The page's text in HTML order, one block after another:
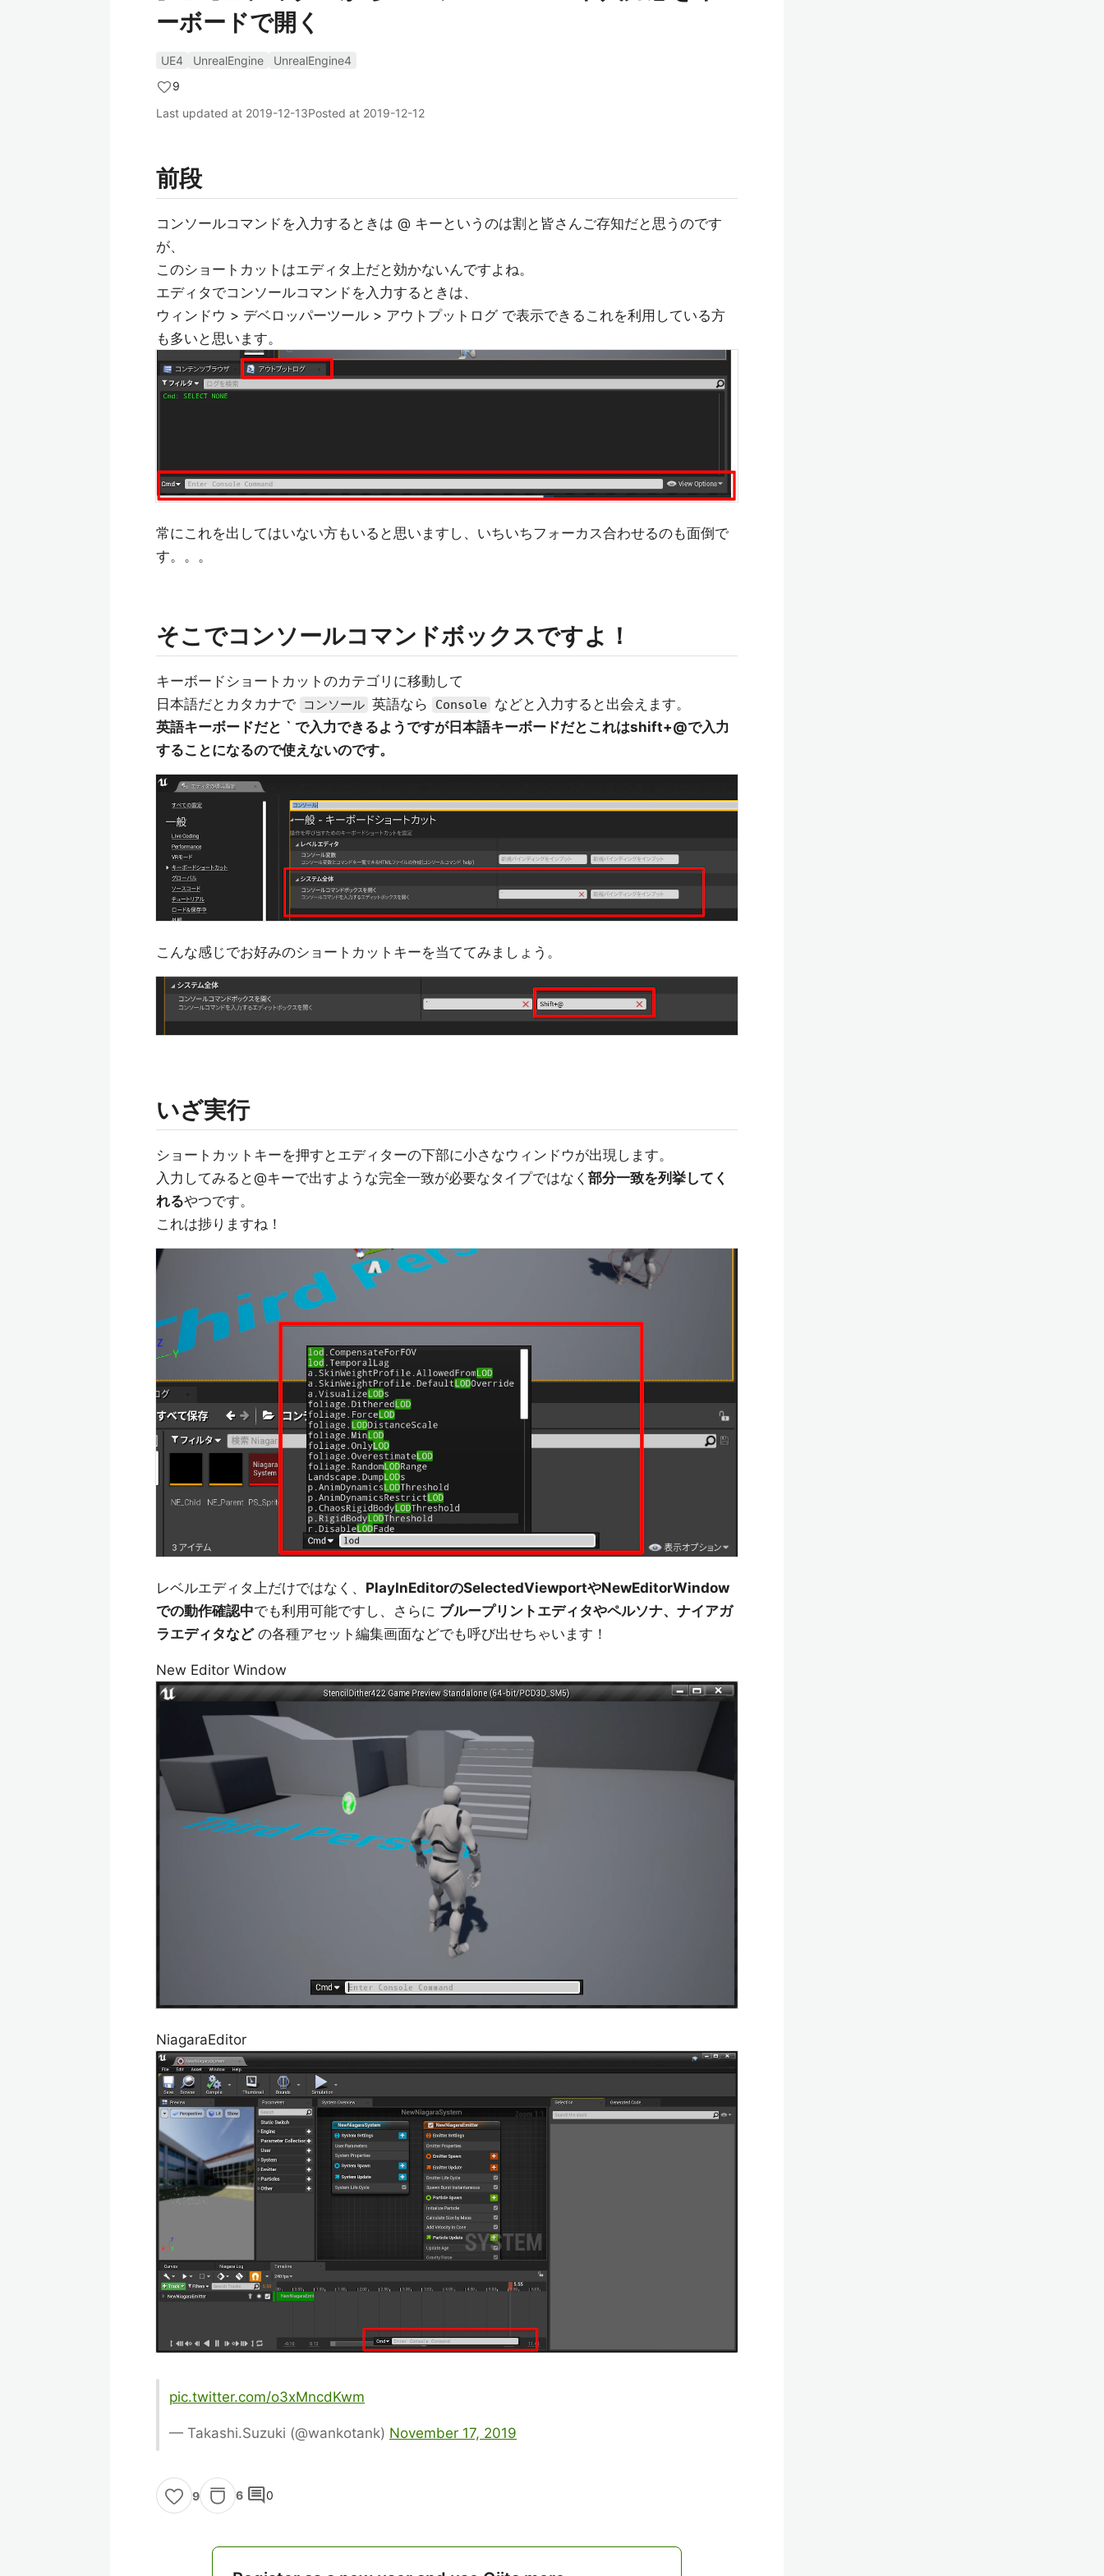
ーボードで開く
UE4 UnrealEngine
UnrealEngine4
9
Last updated at 2019-12-13Posted at 2019-12-12
前段
コンソールコマンドを入力するときは @ キーというのは割と皆さんご存知だと思うのです
が、
このショートカットはエディタ上だと効かないんですよね。
エディタでコンソールコマンドを入力するときは、
ウィンドウ > デベロッパーツール > アウトプットログ で表示できるこれを利用している方
も多いと思います。
常にこれを出してはいない方もいると思いますし、いちいちフォーカス合わせるのも面倒で
す。。。
そこでコンソールコマンドボックスですよ！
キーボードショートカットのカテゴリに移動して
日本語だとカタカナで
コンソール 英語なら Console などと入力すると出会えます。
英語キーボードだと ` で入力できるようですが日本語キーボードだとこれはshift+@で入力
することになるので使えないのです。
こんな感じでお好みのショートカットキーを当ててみましょう。
いざ実行
ショートカットキーを押すとエディターの下部に小さなウィンドウが出現します。
入力してみると@キーで出すような完全一致が必要なタイプではなく 部分一致を列挙してく
れるやつです。
これは捗りますね！
レベルエディタ上だけではなく、 PlayInEditorのSelectedViewportやNewEditorWindow
での動作確認中でも利用可能ですし、さらに ブループリントエディタやペルソナ、ナイアガ
ラエディタなどの各種アセット編集画面などでも呼び出せちゃいます！
New Editor Window
NiagaraEditor
pic.twitter.com/o3xMncdKwm
— Takashi.Suzuki (@wankotank) November 17, 2019
9 6 comment0